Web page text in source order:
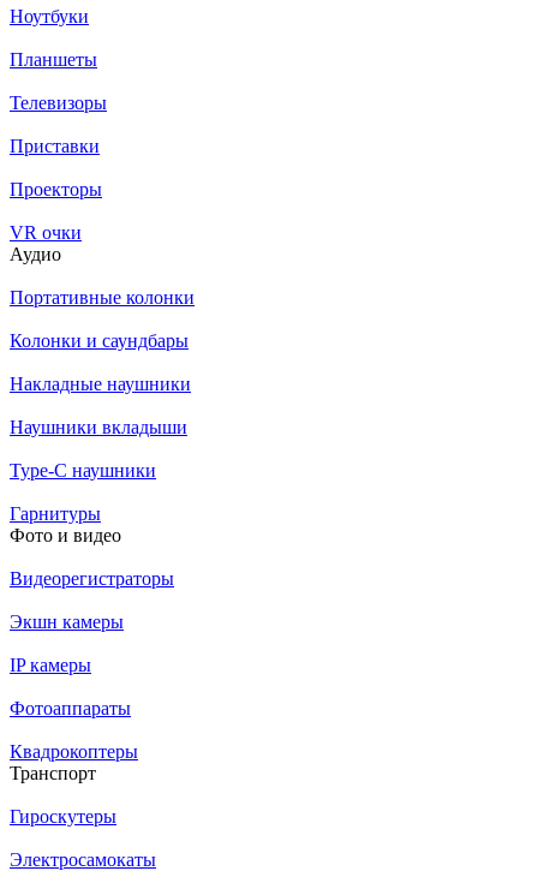
Ноутбуки
Планшеты
Телевизоры
Приставки
Проекторы
VR очки
Аудио
Портативные колонки
Колонки и саундбары
Накладные наушники
Наушники вкладыши
Type-C наушники
Гарнитуры
Фото и видео
Видеорегистраторы
Экшн камеры
IP камеры
Фотоаппараты
Квадрокоптеры
Транспорт
Гироскутеры
Электросамокаты